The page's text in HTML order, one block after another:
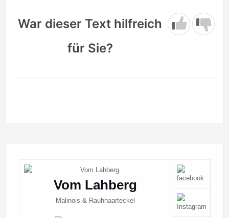
War dieser Text hilfreich
für Sie?
Vom Lahberg
Malinois & Rauhhaarteckel